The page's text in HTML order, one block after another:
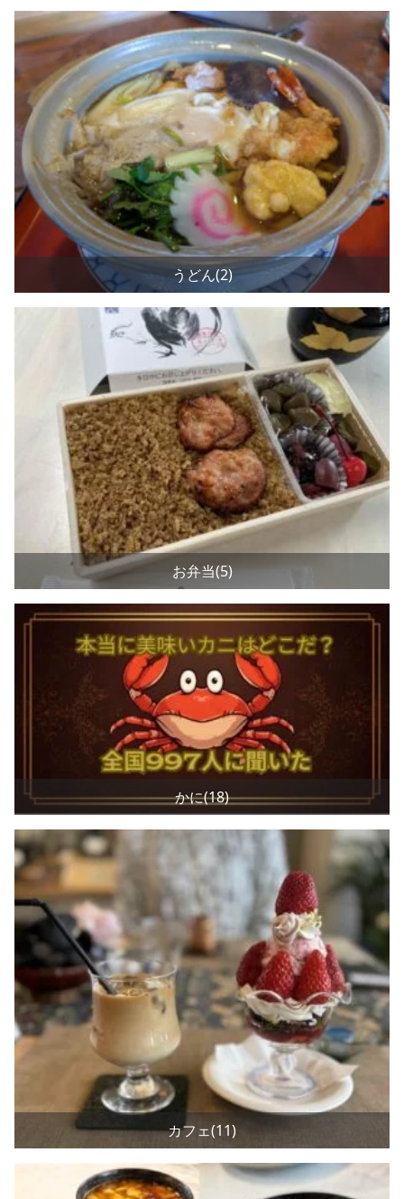
うどん(2)
お弁当(5)
かに(18)
カフェ(11)